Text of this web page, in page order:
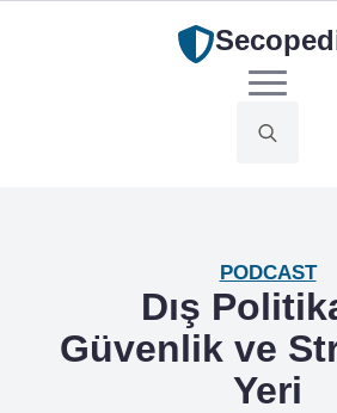
PODCAST
Dış
Güvenlik ve
Yeri